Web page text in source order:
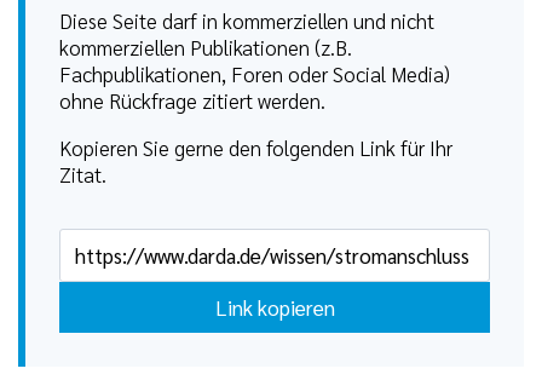
Diese Seite darf in kommerziellen und nicht
kommerziellen Publikationen (z.B.
Fachpublikationen, Foren oder Social Media)
ohne Rückfrage zitiert werden.
Kopieren Sie gerne den folgenden Link für Ihr
Zitat.
Link kopieren